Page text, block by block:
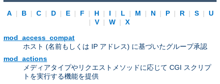
A | B | C | D | E | F | H | I | L | M | N | P | R | S |
U
|
V | W |
X
mod_access_compat
ホスト (名前もしくは IP アドレス) に基づいたグループ承認
mod_actions
メディアタイプやリクエストメソッドに応じて CGI スクリプ
トを実行する機能を提供